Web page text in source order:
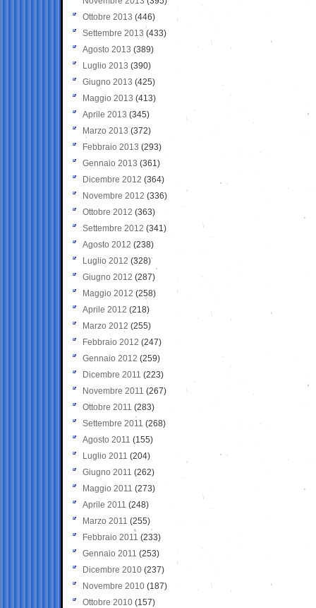
Ottobre 2013 (446)
Settembre 2013 (433)
Agosto 2013 (389)
Luglio 2013 (390)
Giugno 2013 (425)
Maggio 2013 (413)
Aprile 2013 (345)
Marzo 2013 (372)
Febbraio 2013 (293)
Gennaio 2013 (361)
Dicembre 2012 (364)
Novembre 2012 (336)
Ottobre 2012 (363)
Settembre 2012 (341)
Agosto 2012 (238)
Luglio 2012 (328)
Giugno 2012 (287)
Maggio 2012 (258)
Aprile 2012 (218)
Marzo 2012 (255)
Febbraio 2012 (247)
Gennaio 2012 (259)
Dicembre 2011 (223)
Novembre 2011 (267)
Ottobre 2011 (283)
Settembre 2011 (268)
Agosto 2011 (155)
Luglio 2011 (204)
Giugno 2011 (262)
Maggio 2011 (273)
Aprile 2011 (248)
Marzo 2011 (255)
Febbraio 2011 (233)
Gennaio 2011 (253)
Dicembre 2010 (237)
Novembre 2010 (187)
Ottobre 2010 (157)